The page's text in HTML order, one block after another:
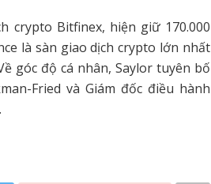
crypto Bitfinex, hiện giữ 170.000
là sàn giao dịch crypto lớn nhất
góc độ cá nhân, Saylor tuyên bố
Fried và Giám đốc điều hành